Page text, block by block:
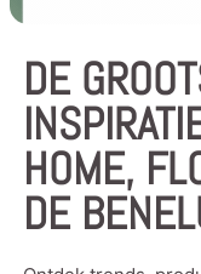
DE
HOME,
DE